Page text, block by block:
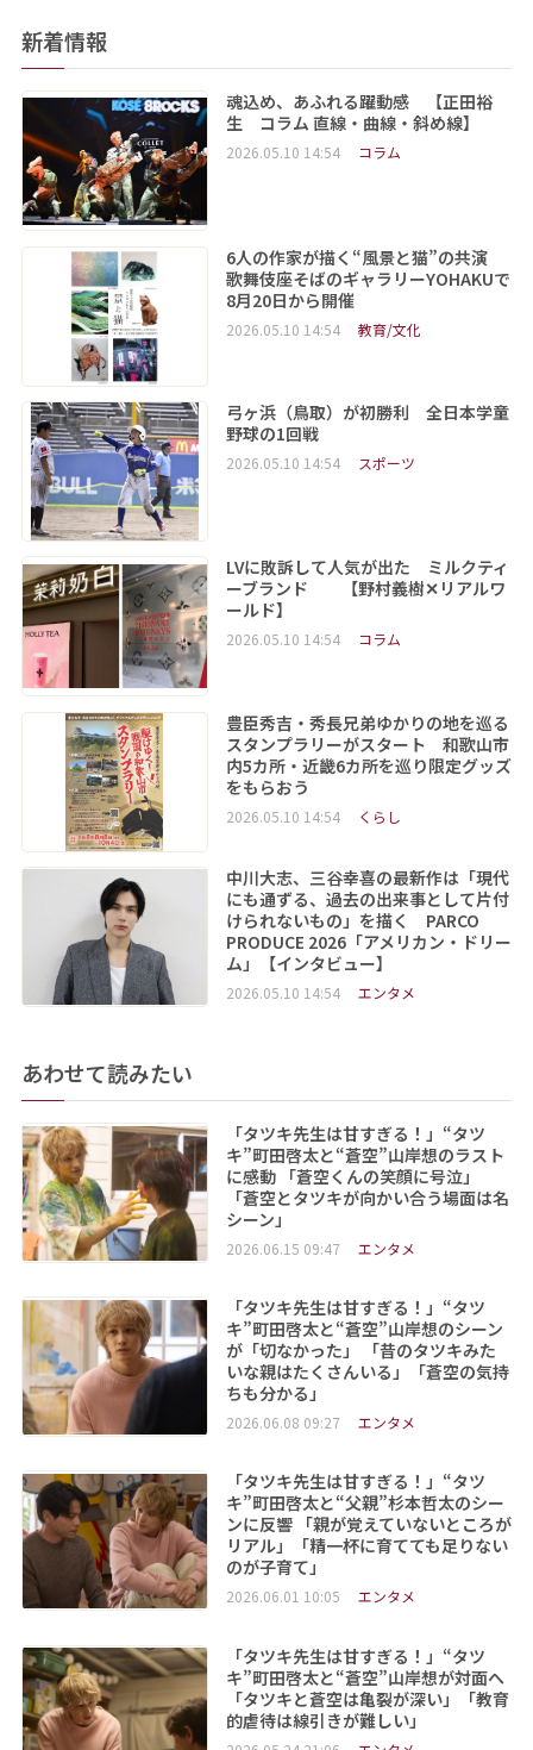
新着情報
魂込め、あふれる躍動感 【正田裕
生 コラム 直線・曲線・斜め線】
2026.05.10 14:54 コラム
6人の作家が描く“風景と猫”の共演
歌舞伎座そばのギャラリーYOHAKUで
8月20日から開催
2026.05.10 14:54 教育/文化
弓ヶ浜（鳥取）が初勝利 全日本学童
野球の1回戦
2026.05.10 14:54 スポーツ
LVに敗訴して人気が出た ミルクティ
ーブランド 【野村義樹✕リアルワ
ールド】
2026.05.10 14:54 コラム
豊臣秀吉・秀長兄弟ゆかりの地を巡る
スタンプラリーがスタート 和歌山市
内5カ所・近畿6カ所を巡り限定グッズ
をもらおう
2026.05.10 14:54 くらし
中川大志、三谷幸喜の最新作は「現代
にも通ずる、過去の出来事として片付
けられないもの」を描く PARCO
PRODUCE 2026「アメリカン・ドリー
ム」【インタビュー】
2026.05.10 14:54 エンタメ
あわせて読みたい
「タツキ先生は甘すぎる！」“タツ
キ”町田啓太と“蒼空”山岸想のラスト
に感動 「蒼空くんの笑顔に号泣」
「蒼空とタツキが向かい合う場面は名
シーン」
2026.06.15 09:47 エンタメ
「タツキ先生は甘すぎる！」“タツ
キ”町田啓太と“蒼空”山岸想のシーン
が「切なかった」 「昔のタツキみた
いな親はたくさんいる」「蒼空の気持
ちも分かる」
2026.06.08 09:27 エンタメ
「タツキ先生は甘すぎる！」“タツ
キ”町田啓太と“父親”杉本哲太のシー
ンに反響 「親が覚えていないところが
リアル」「精一杯に育てても足りない
のが子育て」
2026.06.01 10:05 エンタメ
「タツキ先生は甘すぎる！」“タツ
キ”町田啓太と“蒼空”山岸想が対面へ
「タツキと蒼空は亀裂が深い」「教育
的虐待は線引きが難しい」